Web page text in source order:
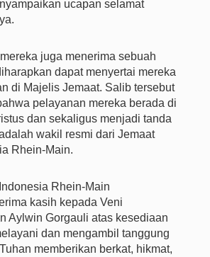
ucapan selamat
juga menerima sebuah
dapat menyertai mereka
di Majelis Jemaat. Salib tersebut
pelayanan mereka berada di
dan sekaligus menjadi tanda
wakil resmi dari Jemaat
Rhein-Main.
Rhein-Main
kasih kepada Veni
Aylwin Gorgauli atas kesediaan
dan mengambil tanggung
memberikan berkat, hikmat,